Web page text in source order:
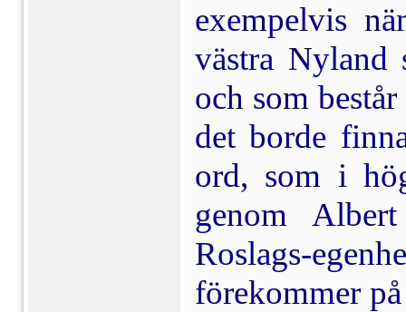
exempelvis
västra
och som
det borde
ord, som i
genom
Roslags-
förekom­mer